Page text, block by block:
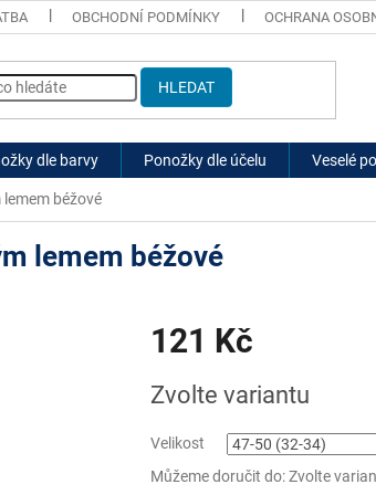
OBCHODNÍ PODMÍNKY OCHRANA
HLEDAT
dle barvy Ponožky dle účelu Veselé
lemem béžové
lemem béžové
121 Kč
cena:
Zvolte variantu
Velikost
Můžeme doručit do:Zvolte